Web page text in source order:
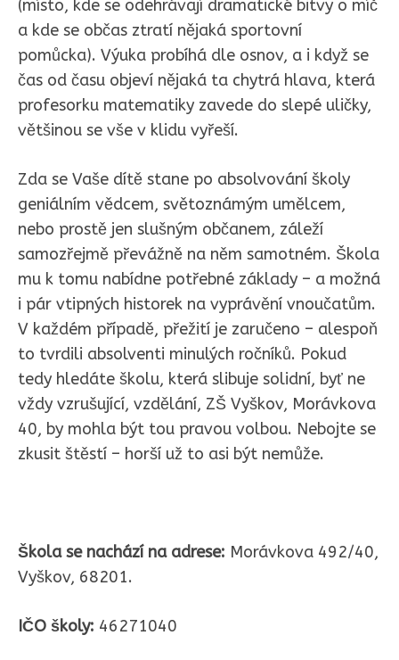
(místo, kde se odehrávají dramatické bitvy o míč
a kde se občas ztratí nějaká sportovní
pomůcka). Výuka probíhá dle osnov, a i když se
čas od času objeví nějaká ta chytrá hlava, která
profesorku matematiky zavede do slepé uličky,
většinou se vše v klidu vyřeší.
Zda se Vaše dítě stane po absolvování školy
geniálním vědcem, světoznámým umělcem,
nebo prostě jen slušným občanem, záleží
samozřejmě převážně na něm samotném. Škola
mu k tomu nabídne potřebné základy – a možná
i pár vtipných historek na vyprávění vnoučatům.
V každém případě, přežití je zaručeno – alespoň
to tvrdili absolventi minulých ročníků. Pokud
tedy hledáte školu, která slibuje solidní, byť ne
vždy vzrušující, vzdělání, ZŠ Vyškov, Morávkova
40, by mohla být tou pravou volbou. Nebojte se
zkusit štěstí – horší už to asi být nemůže.
Škola se nachází na adrese: Morávkova 492/40,
Vyškov, 68201.
IČO školy: 46271040